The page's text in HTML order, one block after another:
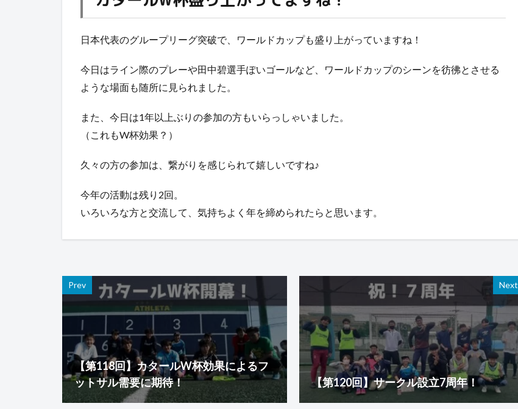
日本代表のグループリーグ突破で、ワールドカップも盛り上がっていますね！
今日はライン際のプレーや田中碧選手ぽいゴールなど、ワールドカップのシーンを彷彿とさせる
ような場面も随所に見られました。
また、今日は1年以上ぶりの参加の方もいらっしゃいました。
（これもW杯効果？）
久々の方の参加は、繋がりを感じられて嬉しいですね♪
今年の活動は残り2回。
いろいろな方と交流して、気持ちよく年を締められたらと思います。
Prev
【第118回】カタールW杯効果によるフ
ットサル需要に期待！
Next
【第120回】サークル設立7周年！